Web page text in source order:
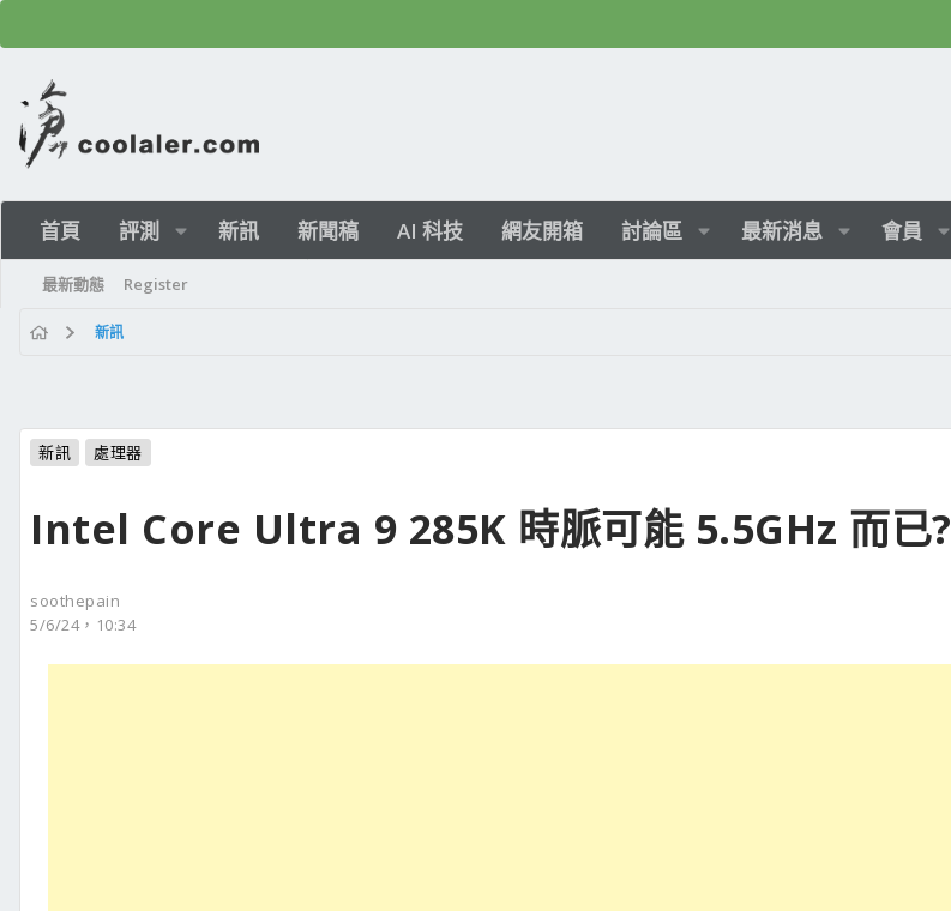
首頁 評測 新訊 新聞稿 AI 科技 網友開箱 討論區 最新消息 會員
最新動態 Register
新訊
新訊 處理器
Intel Core Ultra 9 285K 時脈可能 5.5GHz 而已?
soothepain
5/6/24，10:34